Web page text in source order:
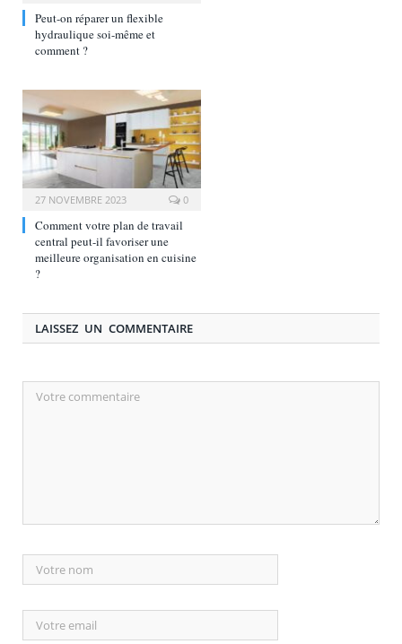
Peut-on réparer un flexible
hydraulique soi-même et
comment ?
27 NOVEMBRE 2023 0
Comment votre plan de travail
central peut-il favoriser une
meilleure organisation en cuisine
?
LAISSEZ UN COMMENTAIRE